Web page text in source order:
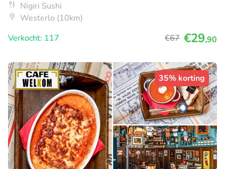
Nigiri Sushi
Westerlo (10km)
Verkocht: 117
€67 €29,90
35% korting